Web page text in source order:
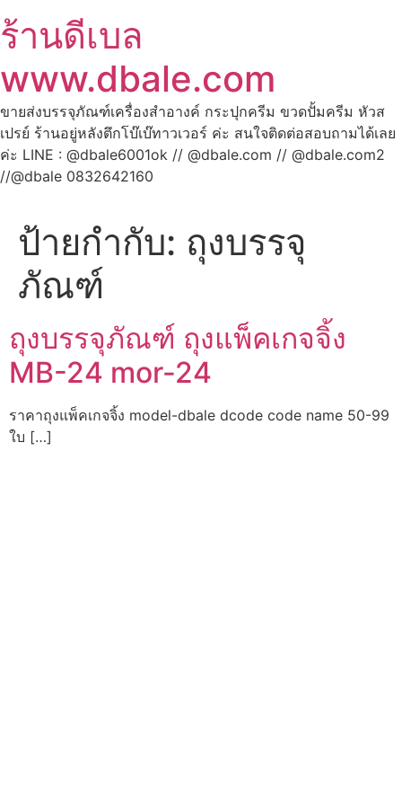
ร้านดีเบล
www.dbale.com
ขายส่งบรรจุภัณฑ์เครื่องสำอางค์ กระปุกครีม ขวดปั้มครีม หัวส
เปรย์ ร้านอยู่หลังตึกโบ๊เบ๊ทาวเวอร์ ค่ะ สนใจติดต่อสอบถามได้เลย
ค่ะ LINE : @dbale6001ok // @dbale.com // @dbale.com2
//@dbale 0832642160
ป้ายกำกับ: ถุงบรรจุ
ภัณฑ์
ถุงบรรจุภัณฑ์ ถุงแพ็คเกจจิ้ง
MB-24 mor-24
ราคาถุงแพ็คเกจจิ้ง model-dbale dcode code name 50-99
ใบ […]